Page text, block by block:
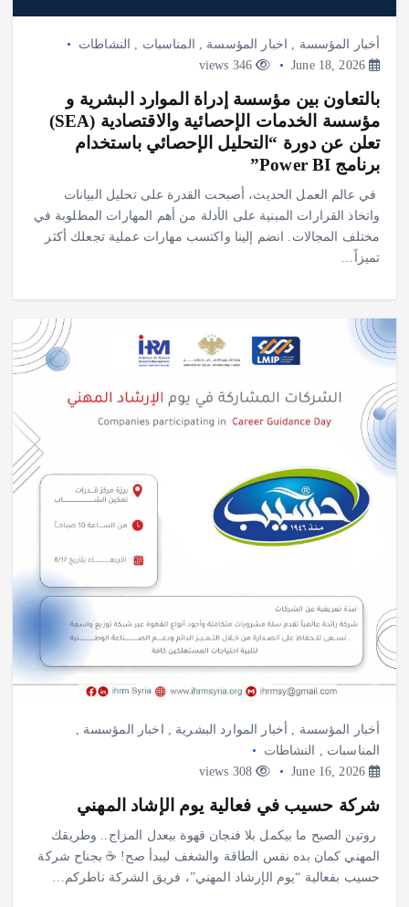
أخبار المؤسسة اخبار المؤسسة المناسبات
النشاطات
June 18, 2026
346 views
بالتعاون بين مؤسسة إدراة الموارد البشرية و
مؤسسة الخدمات الإحصائية والاقتصادية (SEA)
تعلن عن دورة “التحليل الإحصائي باستخدام
برنامج Power BI”
في عالم العمل الحديث، أصبحت القدرة على تحليل البيانات
واتخاذ القرارات المبنية على الأدلة من أهم المهارات المطلوبة في
مختلف المجالات. انضم إلينا واكتسب مهارات عملية تجعلك أكثر
تميزاً…
أخبار المؤسسة أخبار الموارد البشرية اخبار المؤسسة
المناسبات
النشاطات
June 16, 2026
308 views
شركة حسيب في فعالية يوم الإشاد المهني
روتين الصبح ما بيكمل بلا فنجان قهوة بيعدل المزاج.. وطريقك
المهني كمان بده نفس الطاقة والشغف ليبدأ صح! ☕️ بجناح شركة
حسيب بفعالية “يوم الإرشاد المهني”، فريق الشركة ناطركم…